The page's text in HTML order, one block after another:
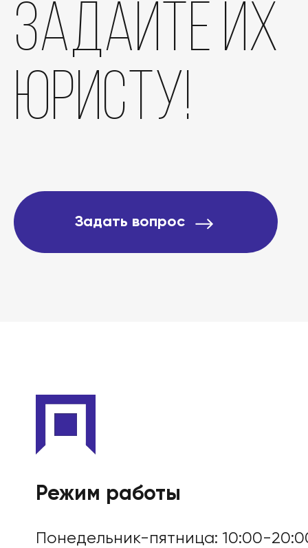
задайте их
юристу!
Задать вопрос
Режим работы
Понедельник-пятница: 10:00-
Отзывы
О компании
Контакты